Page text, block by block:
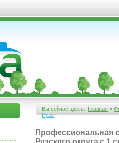
Вы сейчас здесь:
Вы здесь
Главная »
Рузе
Профессиональная
Рузского округа с 1